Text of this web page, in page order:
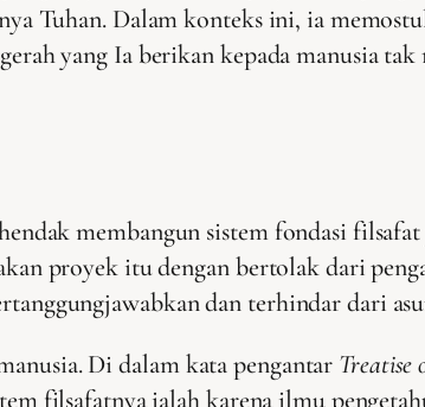
Tuhan. Dalam konteks ini, ia
yang Ia berikan kepada manusia
membangun sistem fondasi
proyek itu dengan bertolak dari
dan terhindar dari
Di dalam kata pengantar Treatise
filsafatnya ialah karena ilmu